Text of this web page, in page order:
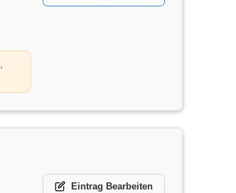
Eintrag Bearbeiten